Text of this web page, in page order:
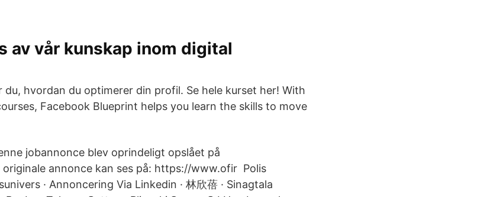
av vår kunskap inom digital
hvordan du optimerer din profil. Se hele kurset her! With
Facebook Blueprint helps you learn the skills to move
jobannonce blev oprindeligt opslået på
annonce kan ses på: https://www.ofir Polis
· Annoncering Via Linkedin · 林欣蓓 · Sinagtala